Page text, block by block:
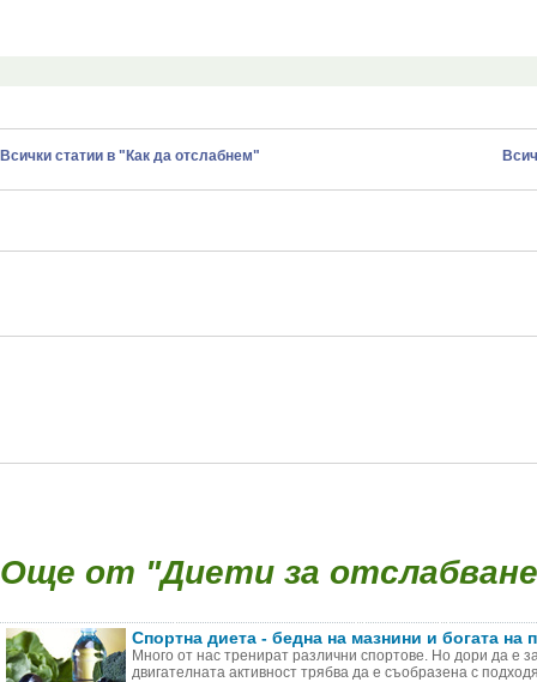
Всички статии в "Как да отслабнем"
Още от "Диети за
Спортна диета - бедна на мазнини и богата на
Много от нас тренират различни спортове. Но дори да е
двигателната активност трябва да е съобразена с